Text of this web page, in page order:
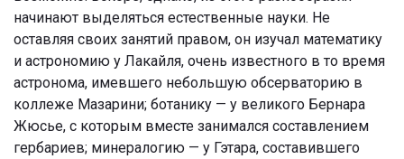
начинают выделяться естественные науки. Не
оставляя своих занятий правом, он изучал математику
и астрономию у Лакайля, очень известного в то время
астронома, имевшего небольшую обсерваторию в
коллеже Мазарини; ботанику — у великого Бернара
Жюсье, с которым вместе занимался составлением
гербариев; минералогию — у Гэтара, составившего